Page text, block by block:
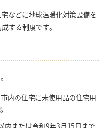
などに地球温暖化対策設備を
する制度です。
内の住宅に未使用品の住宅用
内または令和9年3月15日まで